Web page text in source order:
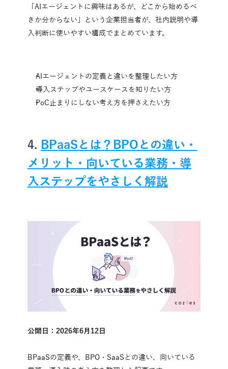
「AIエージェントに興味はあるが、どこから始めるべ
きか分からない」という企業担当者が、社内説明や導
入判断に使いやすい構成でまとめています。
AIエージェントの定義と違いを整理したい方
導入ステップやユースケースを知りたい方
PoC止まりにしない考え方を押さえたい方
4. BPaaSとは？BPOとの違い・
メリット・向いている業務・導
入ステップをやさしく解説
公開日：2026年6月12日
BPaaSの定義や、BPO・SaaSとの違い、向いている